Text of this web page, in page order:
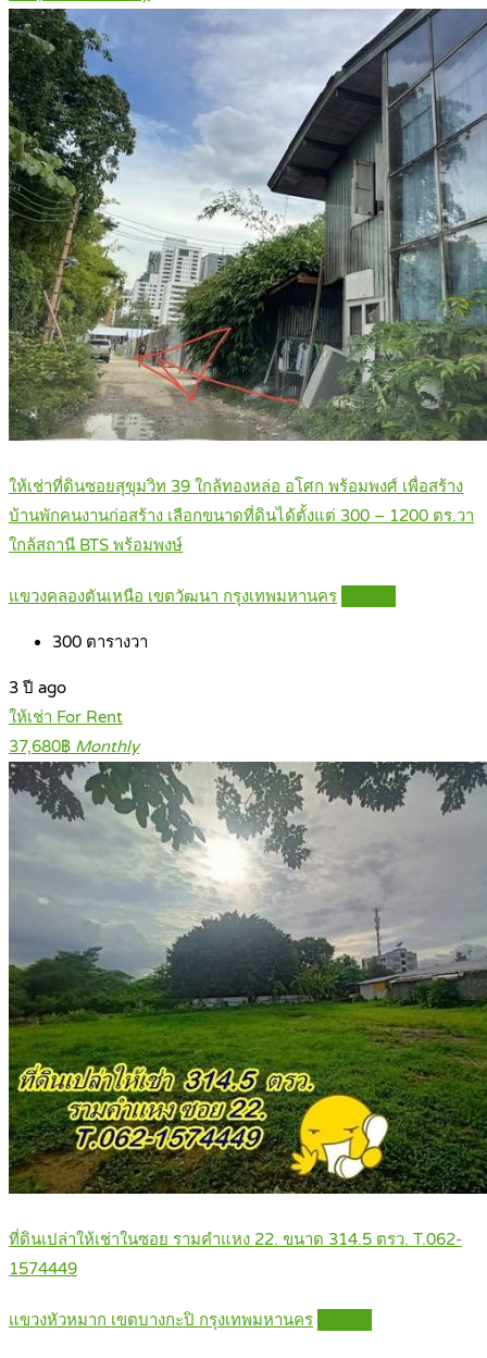
ให้เช่าที่ดินซอยสุขุมวิท 39 ใกล้ทองหล่อ อโศก พร้อมพงศ์ เพื่อสร้าง
บ้านพักคนงานก่อสร้าง เลือกขนาดที่ดินได้ตั้งแต่ 300 – 1200 ตร.วา
ใกล้สถานี BTS พร้อมพงษ์
แขวงคลองตันเหนือ เขตวัฒนา กรุงเทพมหานคร
300 ตารางวา
3 ปี ago
ให้เช่า For Rent
37,680฿ Monthly
ที่ดินเปล่าให้เช่าในซอย รามคำแหง 22. ขนาด 314.5 ตรว. T.062-
1574449
แขวงหัวหมาก เขตบางกะปิ กรุงเทพมหานคร